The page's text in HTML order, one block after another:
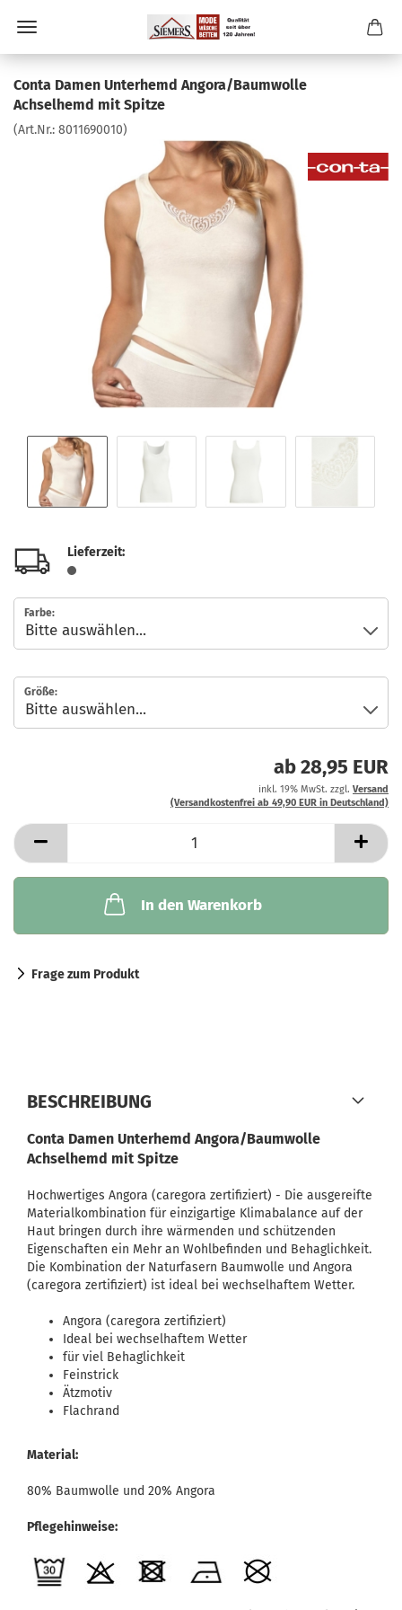
Conta Damen Unterhemd Angora/Baumwolle
Achselhemd mit Spitze
(Art.Nr.: 8011690010)
Lieferzeit:
Farbe:
Größe:
ab 28,95 EUR
inkl. 19% MwSt. zzgl. Versand
(Versandkostenfrei ab 49,90 EUR in Deutschland)
In den Warenkorb
Frage zum Produkt
BESCHREIBUNG
Conta Damen Unterhemd Angora/Baumwolle
Achselhemd mit Spitze
Hochwertiges Angora (caregora zertifiziert) - Die ausgereifte
Materialkombination für einzigartige Klimabalance auf der
Haut bringen durch ihre wärmenden und schützenden
Eigenschaften ein Mehr an Wohlbefinden und Behaglichkeit.
Die Kombination der Naturfasern Baumwolle und Angora
(caregora zertifiziert) ist ideal bei wechselhaftem Wetter.
Angora (caregora zertifiziert)
Ideal bei wechselhaftem Wetter
für viel Behaglichkeit
Feinstrick
Ätzmotiv
Flachrand
Material:
80% Baumwolle und 20% Angora
Pflegehinweise: